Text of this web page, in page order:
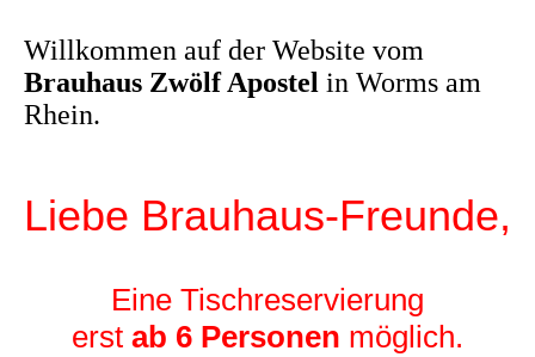
Willkommen auf der Website vom
Brauhaus Zwölf Apostel in Worms am
Rhein.
Liebe Brauhaus-Freunde,
Eine Tischreservierung
erst ab 6 Personen möglich.